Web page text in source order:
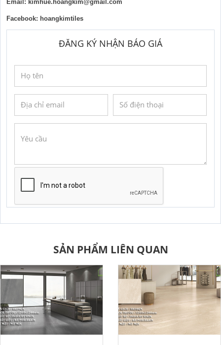
Email: kimhue.hoangkim@gmail.com
Facebook: hoangkimtiles
ĐĂNG KÝ NHẬN BÁO GIÁ
SẢN PHẨM LIÊN QUAN